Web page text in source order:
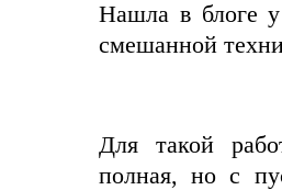
Нашла в блоге
смешанной
Для такой
полная, но с